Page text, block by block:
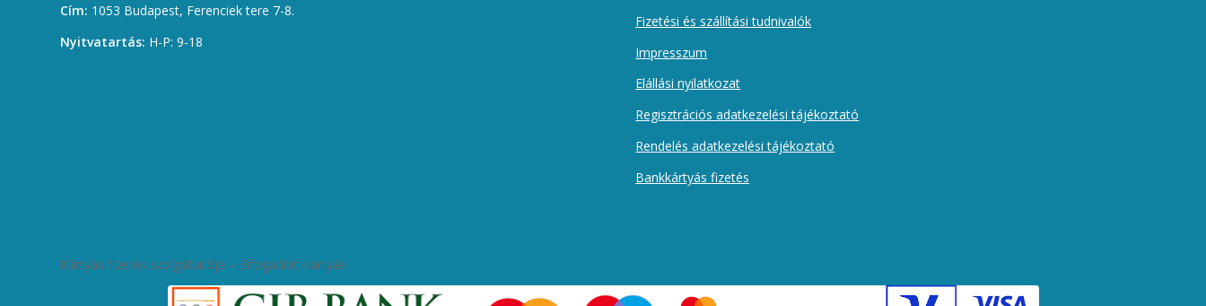
Cím: 1053 Budapest, Ferenciek tere 7-8.
Nyitvatartás: H-P: 9-18
Fizetési és szállítási tudnivalók
Impresszum
Elállási nyilatkozat
Regisztrációs adatkezelési tájékoztató
Rendelés adatkezelési tájékoztató
Bankkártyás fizetés
Kártyás fizetés szolgáltatója – Elfogadott kártyák